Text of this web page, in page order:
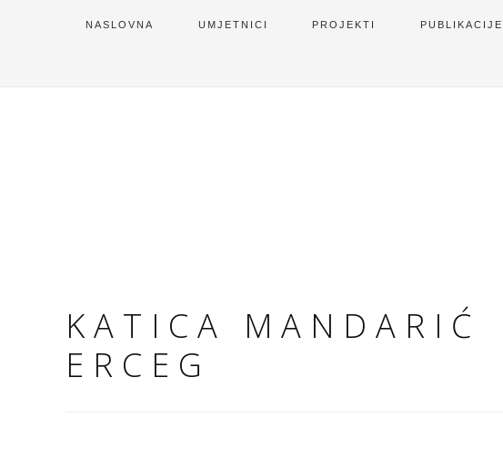
NASLOVNA UMJETNICI PROJEKTI PUBLIKACIJE
KATICA MANDARIĆ
ERCEG